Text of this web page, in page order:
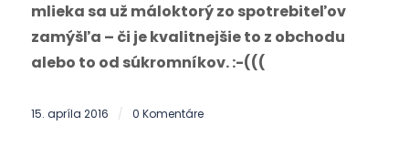
mlieka sa už máloktorý zo spotrebiteľov
zamýšľa – či je kvalitnejšie to z obchodu
alebo to od súkromníkov. :-(((
15. apríla 2016 / 0 Komentáre